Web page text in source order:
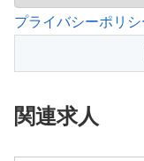
こ
フ
ー
プライバシーポリシ
関連求人